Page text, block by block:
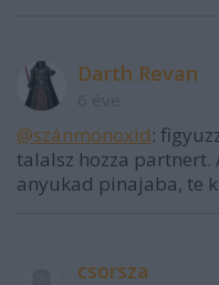
Darth Revan
@szánmonoxid:
talalsz hozza partnert.
anyukad pinajaba, te
csorsza